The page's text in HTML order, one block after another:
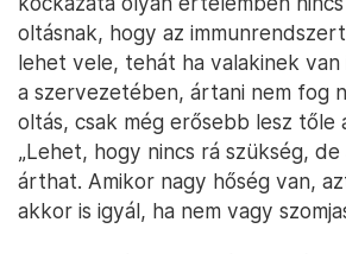
oltásnak, hogy az
lehet vele, tehát ha valakinek van
a szervezetében, ártani nem fog
oltás, csak még erősebb lesz tőle
„Lehet, hogy nincs rá szükség,
árthat. Amikor nagy hőség van,
akkor is igyál, ha nem vagy